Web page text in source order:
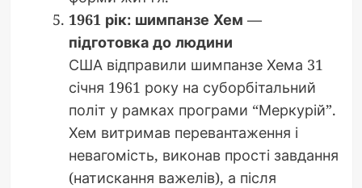
1961 рік: шимпанзе Хем —
підготовка до людини
США відправили шимпанзе Хема 31
січня 1961 року на суборбітальний
політ у рамках програми “Меркурій”.
Хем витримав перевантаження і
невагомість, виконав прості завдання
(натискання важелів), а після